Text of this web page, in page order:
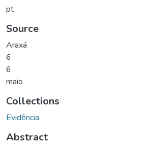
pt
Source
Araxá
6
6
maio
Collections
Evidência
Abstract